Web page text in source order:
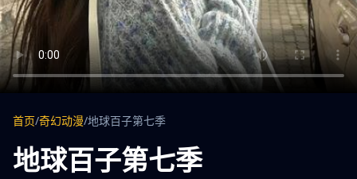
首页/奇幻动漫/地球百子第七季
地球百子第七季